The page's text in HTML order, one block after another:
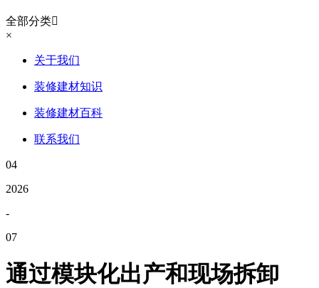
全部分类
×
关于我们
装修建材知识
装修建材百科
联系我们
04
2026
-
07
通过模块化出产和现场拆卸